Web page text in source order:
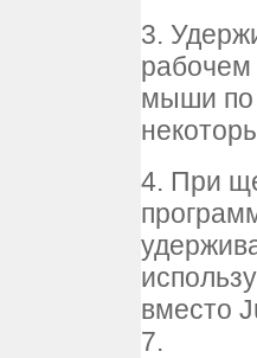
3.
рабочем
мыши по
4. При
вместо
7.